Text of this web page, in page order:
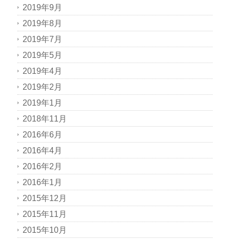
2019年9月
2019年8月
2019年7月
2019年5月
2019年4月
2019年2月
2019年1月
2018年11月
2016年6月
2016年4月
2016年2月
2016年1月
2015年12月
2015年11月
2015年10月